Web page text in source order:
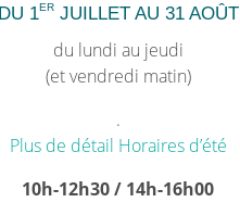
DU 1ERJUILLET AU 31 AOÛT
du lundi au jeudi
(et vendredi matin)
.
Plus de détail Horaires d’été
10h-12h30 / 14h-16h00